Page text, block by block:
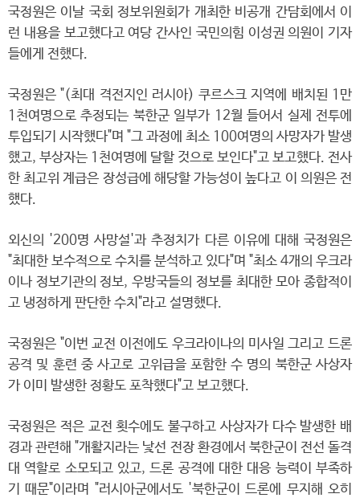
국정원은 이날 국회 정보위원회가 개최한 비공개 간담회에서 이
런 내용을 보고했다고 여당 간사인 국민의힘 이성권 의원이 기자
들에게 전했다.
국정원은 "(최대 격전지인 러시아) 쿠르스크 지역에 배치된 1만
1천여명으로 추정되는 북한군 일부가 12월 들어서 실제 전투에
투입되기 시작했다"며 "그 과정에 최소 100여명의 사망자가 발생
했고, 부상자는 1천여명에 달할 것으로 보인다"고 보고했다. 전사
한 최고위 계급은 장성급에 해당할 가능성이 높다고 이 의원은 전
했다.
외신의 '200명 사망설'과 추정치가 다른 이유에 대해 국정원은
"최대한 보수적으로 수치를 분석하고 있다"며 "최소 4개의 우크라
이나 정보기관의 정보, 우방국들의 정보를 최대한 모아 종합적이
고 냉정하게 판단한 수치"라고 설명했다.
국정원은 "이번 교전 이전에도 우크라이나의 미사일 그리고 드론
공격 및 훈련 중 사고로 고위급을 포함한 수 명의 북한군 사상자
가 이미 발생한 정황도 포착했다"고 보고했다.
국정원은 적은 교전 횟수에도 불구하고 사상자가 다수 발생한 배
경과 관련해 "개활지라는 낯선 전장 환경에서 북한군이 전선 돌격
대 역할로 소모되고 있고, 드론 공격에 대한 대응 능력이 부족하
기 때문"이라며 "러시아군에서도 '북한군이 드론에 무지해 오히